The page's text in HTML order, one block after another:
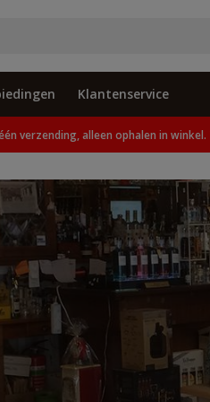
Klantenservice
winkel in Hoogerheide
verzending, alleen ophalen in winkel.